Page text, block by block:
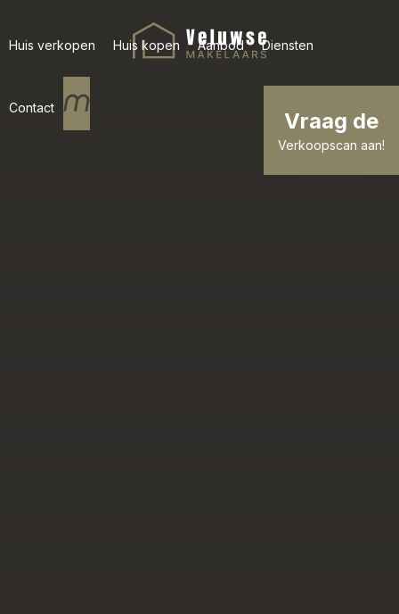
Huis verkopen Huis kopen Aanbod Diensten
Contact Vraag de
Verkoopscan aan!